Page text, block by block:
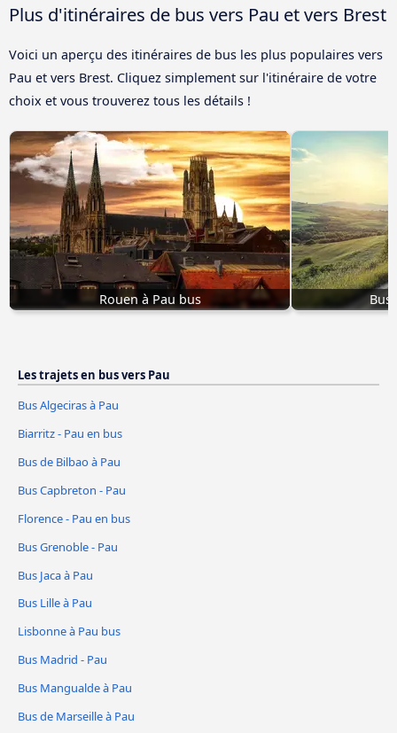
Plus d'itinéraires de bus vers Pau et vers Brest
Voici un aperçu des itinéraires de bus les plus populaires vers
Pau et vers Brest. Cliquez simplement sur l'itinéraire de votre
choix et vous trouverez tous les détails !
Rouen à Pau bus Bus
Les trajets en bus vers Pau
Bus Algeciras à Pau
Biarritz - Pau en bus
Bus de Bilbao à Pau
Bus Capbreton - Pau
Florence - Pau en bus
Bus Grenoble - Pau
Bus Jaca à Pau
Bus Lille à Pau
Lisbonne à Pau bus
Bus Madrid - Pau
Bus Mangualde à Pau
Bus de Marseille à Pau